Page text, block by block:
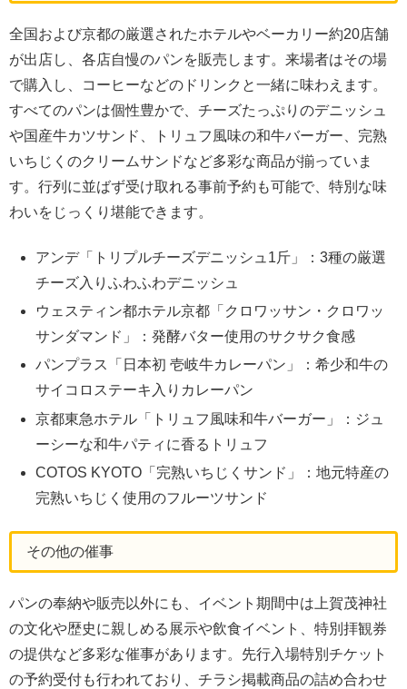
全国および京都の厳選されたホテルやベーカリー約20店舗
が出店し、各店自慢のパンを販売します。来場者はその場
で購入し、コーヒーなどのドリンクと一緒に味わえます。
すべてのパンは個性豊かで、チーズたっぷりのデニッシュ
や国産牛カツサンド、トリュフ風味の和牛バーガー、完熟
いちじくのクリームサンドなど多彩な商品が揃っていま
す。行列に並ばず受け取れる事前予約も可能で、特別な味
わいをじっくり堪能できます。
アンデ「トリプルチーズデニッシュ1斤」：3種の厳選
チーズ入りふわふわデニッシュ
ウェスティン都ホテル京都「クロワッサン・クロワッ
サンダマンド」：発酵バター使用のサクサク食感
パンプラス「日本初 壱岐牛カレーパン」：希少和牛の
サイコロステーキ入りカレーパン
京都東急ホテル「トリュフ風味和牛バーガー」：ジュ
ーシーな和牛パティに香るトリュフ
COTOS KYOTO「完熟いちじくサンド」：地元特産の
完熟いちじく使用のフルーツサンド
その他の催事
パンの奉納や販売以外にも、イベント期間中は上賀茂神社
の文化や歴史に親しめる展示や飲食イベント、特別拝観券
の提供など多彩な催事があります。先行入場特別チケット
の予約受付も行われており、チラシ掲載商品の詰め合わせ